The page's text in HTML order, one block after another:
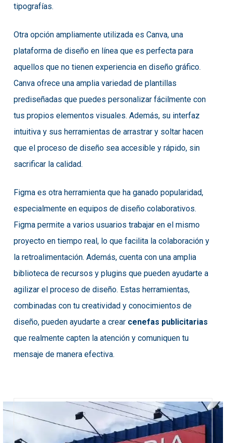
tipografías.
Otra opción ampliamente utilizada es Canva, una
plataforma de diseño en línea que es perfecta para
aquellos que no tienen experiencia en diseño gráfico.
Canva ofrece una amplia variedad de plantillas
prediseñadas que puedes personalizar fácilmente con
tus propios elementos visuales. Además, su interfaz
intuitiva y sus herramientas de arrastrar y soltar hacen
que el proceso de diseño sea accesible y rápido, sin
sacrificar la calidad.
Figma es otra herramienta que ha ganado popularidad,
especialmente en equipos de diseño colaborativos.
Figma permite a varios usuarios trabajar en el mismo
proyecto en tiempo real, lo que facilita la colaboración y
la retroalimentación. Además, cuenta con una amplia
biblioteca de recursos y plugins que pueden ayudarte a
agilizar el proceso de diseño. Estas herramientas,
combinadas con tu creatividad y conocimientos de
diseño, pueden ayudarte a crear cenefas publicitarias
que realmente capten la atención y comuniquen tu
mensaje de manera efectiva.